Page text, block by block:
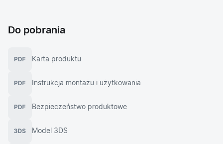
Do pobrania
Karta produktu
Instrukcja montażu i użytkowania
Bezpieczeństwo produktowe
Model 3DS